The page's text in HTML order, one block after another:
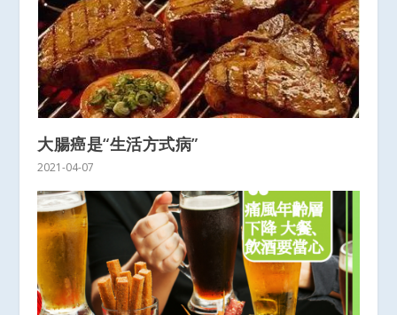
大腸癌是“生活方式病”
2021-04-07